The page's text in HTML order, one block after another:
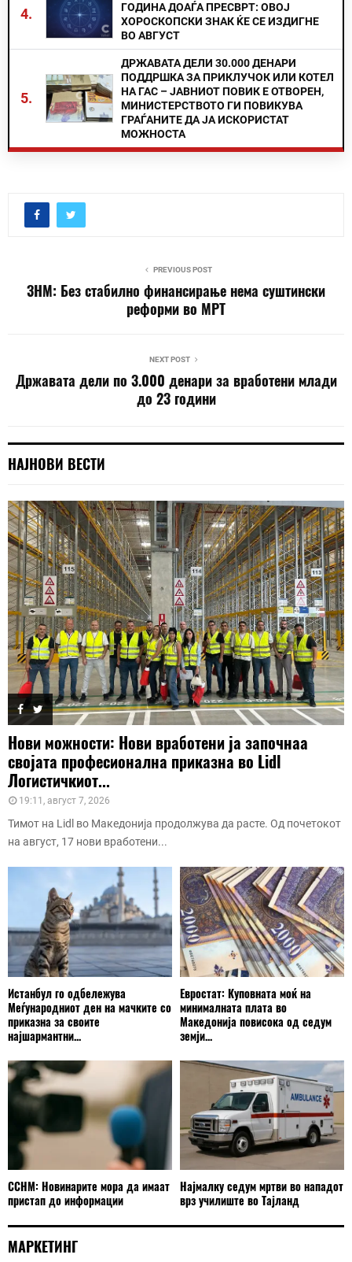
4.
ГОДИНА ДОАЃА ПРЕСВРТ: ОВОЈ
ХОРОСКОПСКИ ЗНАК ЌЕ СЕ ИЗДИГНЕ
ВО АВГУСТ
5.
ДРЖАВАТА ДЕЛИ 30.000 ДЕНАРИ
ПОДДРШКА ЗА ПРИКЛУЧОК ИЛИ КОТЕЛ
НА ГАС – ЈАВНИОТ ПОВИК Е ОТВОРЕН,
МИНИСТЕРСТВОТО ГИ ПОВИКУВА
ГРАЃАНИТЕ ДА ЈА ИСКОРИСТАТ
МОЖНОСТА
PREVIOUS POST
ЗНМ: Без стабилно финансирање нема суштински
реформи во МРТ
NEXT POST
Државата дели по 3.000 денари за вработени млади
до 23 години
НАЈНОВИ ВЕСТИ
Нови можности: Нови вработени ја започнаа
својата професионална приказна во Lidl
Логистичкиот...
19:11, август 7, 2026
Тимот на Lidl во Македонија продолжува да расте. Од почетокот
на август, 17 нови вработени...
Истанбул го одбележува
Меѓународниот ден на мачките со
приказна за своите
најшармантни...
Евростат: Куповната моќ на
минималната плата во
Македонија повисока од седум
земји...
ССНМ: Новинарите мора да имаат
пристап до информации
Најмалку седум мртви во нападот
врз училиште во Тајланд
МАРКЕТИНГ